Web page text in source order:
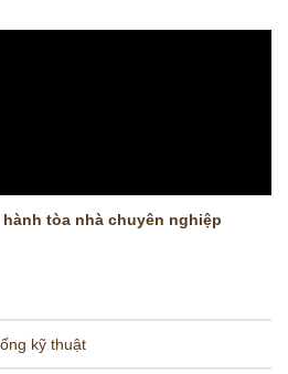
hành tòa nhà chuyên nghiệp
kỹ thuật